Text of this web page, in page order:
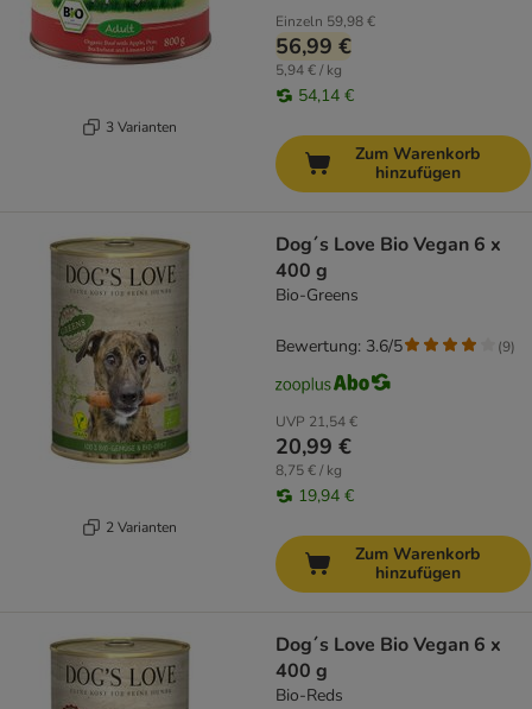
3 Varianten
Einzeln 59,98 €
56,99 €
5,94 € / kg
54,14 €
Zum Warenkorb
hinzufügen
2 Varianten
Dog´s Love Bio Vegan 6 x
400 g
Bio-Greens
UVP 21,54 €
20,99 €
8,75 € / kg
19,94 €
Bewertung: 3.6/5 (9)
Zum Warenkorb
hinzufügen
Dog´s Love Bio Vegan 6 x
400 g
Bio-Reds